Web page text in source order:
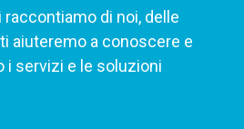
di noi, delle
aiuteremo a conoscere e
i servizi e le soluzioni